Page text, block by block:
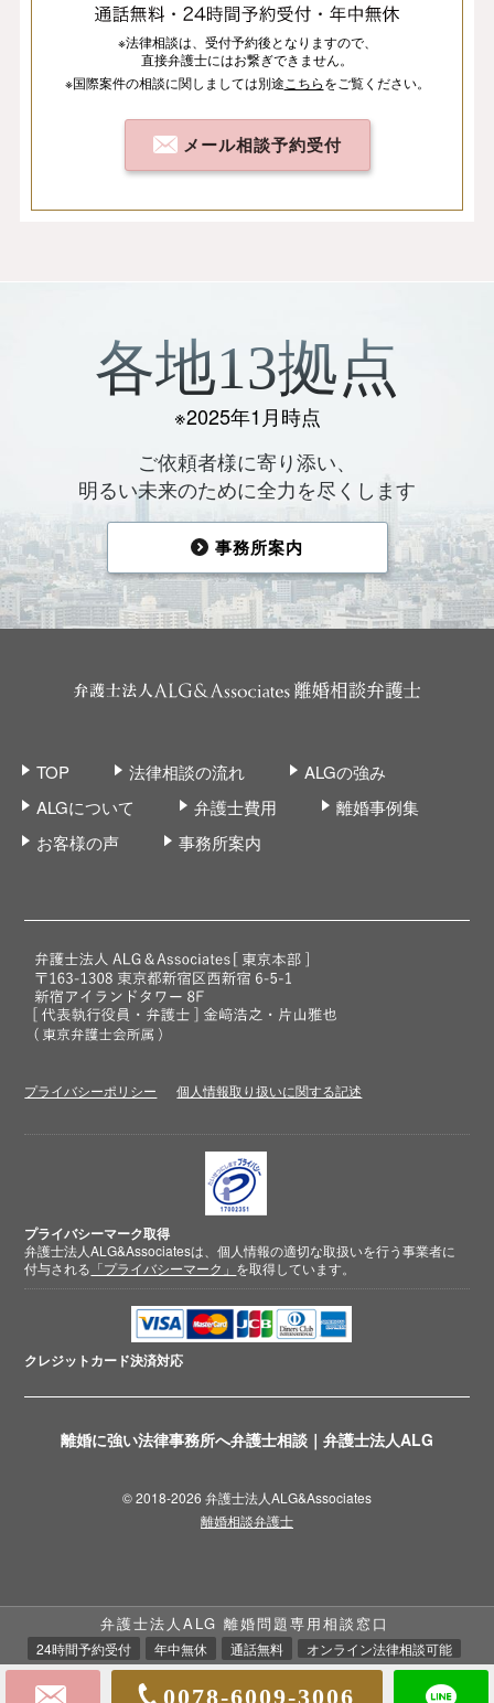
離婚に強い法律事務所へ弁護士相談｜弁護士法人ALG
※法律相談は、 受付予約後となりますので、
直接弁護士にはお繋ぎできません。
※国際案件の相談に関しましては別途 こちらをご覧ください。
メール相談予約受付
各地13拠点
※2025年1月時点
ご依頼者様に寄り添い、
明るい未来のために全力を尽くします
事務所案内
TOP 法律相談の流れ
ALGの強み
ALGについて
弁護士費用
離婚事例集
お客様の声
事務所案内
プライバシーポリシー 個人情報取り扱いに関する記述
プライバシーマーク取得
弁護士法人ALG&Associatesは、個人情報の適切な取扱いを行う事業者に
付与される 「プライバシーマーク」 を取得しています。
クレジットカード決済対応
© 2018-2026 弁護士法人ALG&Associates
離婚相談弁護士
弁護士法人ALG 離婚問題専用相談窓口
24時間予約受付 年中無休 通話無料 オンライン法律相談可能
0078-6009-3006